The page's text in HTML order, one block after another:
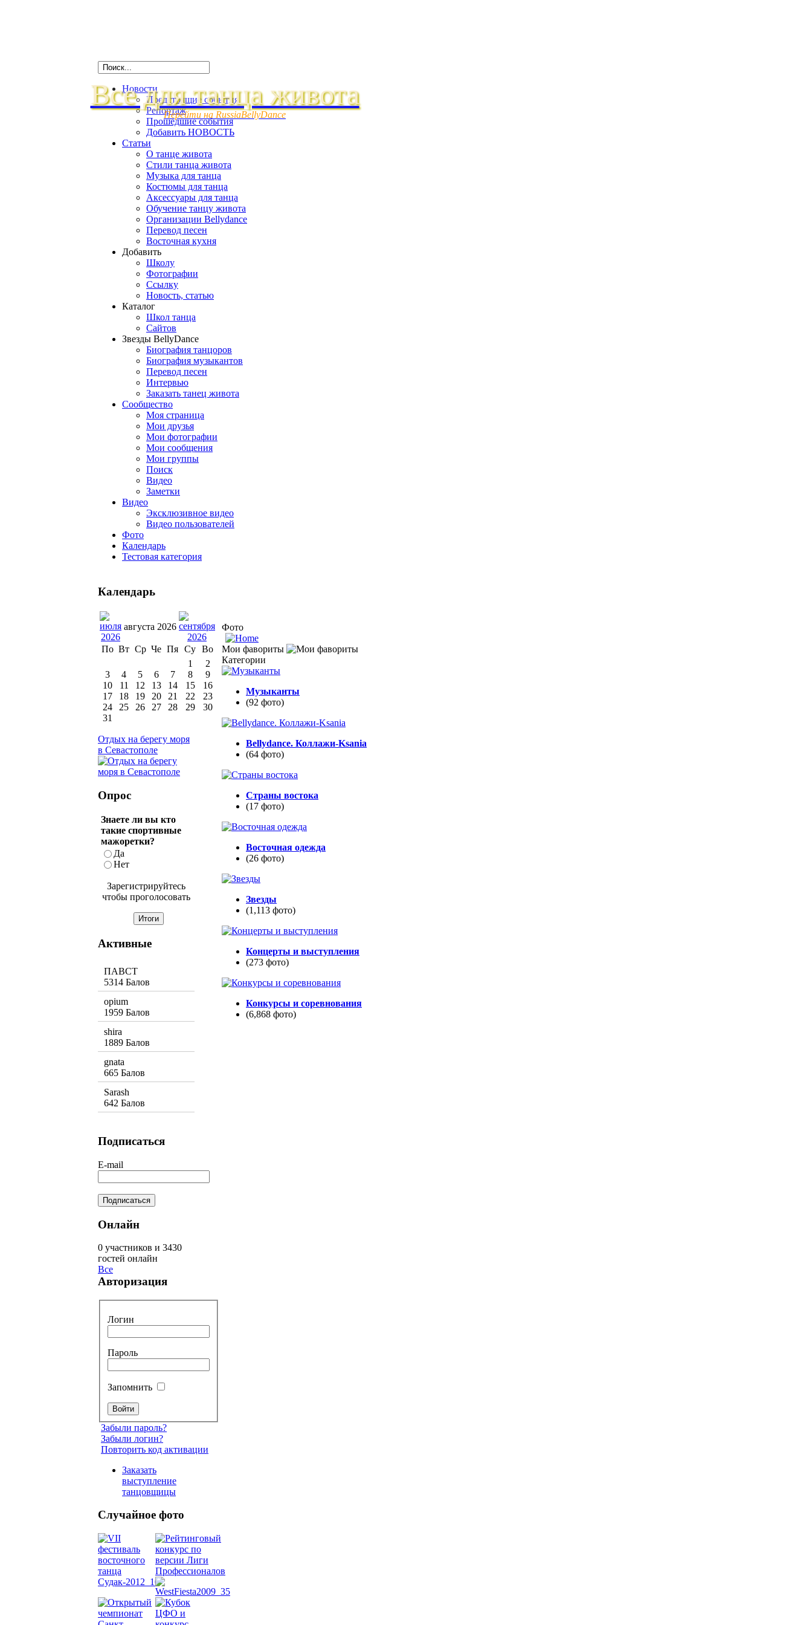
Все для танца живота
Перейти на RussiaBellyDance
Новости
Предстоящие события
Репортаж
Прошедшие события
Добавить НОВОСТЬ
Статьи
О танце живота
Стили танца живота
Музыка для танца
Костюмы для танца
Аксессуары для танца
Обучение танцу живота
Организации Bellydance
Перевод песен
Восточная кухня
Добавить
Школу
Фотографии
Ссылку
Новость, статью
Каталог
Школ танца
Сайтов
Звезды BellyDance
Биография танцоров
Биография музыкантов
Перевод песен
Интервью
Заказать танец живота
Сообщество
Моя страница
Мои друзья
Мои фотографии
Мои сообщения
Мои группы
Поиск
Видео
Заметки
Видео
Эксклюзивное видео
Видео пользователей
Фото
Календарь
Тестовая категория
Фото
Мои фавориты
Категории
Музыканты
(92 фото)
Bellydance. Коллажи-Ksania
(64 фото)
Страны востока
(17 фото)
Восточная одежда
(26 фото)
Звезды
(1,113 фото)
Концерты и выступления
(273 фото)
Конкурсы и соревнования
(6,868 фото)
Календарь
августа 2026
По Вт Ср Че Пя Су Во
1
2
3
4 5 6 7 8
9
10
11 12 13 14 15
16
17
18 19 20 21 22
23
24
25 26 27 28 29
30
31
Отдых на берегу моря
в Севастополе
Опрос
Знаете ли вы кто
такие спортивные
мажоретки?
Да
Нет
Зарегистрируйтесь
чтобы проголосовать
Активные
ПАВСТ
5314 Балов
opium
1959 Балов
shira
1889 Балов
gnata
665 Балов
Sarash
642 Балов
Подписаться
E-mail
Онлайн
0 участников и 3430
гостей онлайн
Все
Авторизация
Логин
Пароль
Запомнить
Забыли пароль?
Забыли логин?
Повторить код активации
Заказать
выступление
танцовщицы
Случайное фото
живота